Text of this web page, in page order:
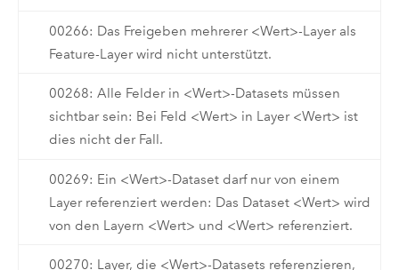
00266: Das Freigeben mehrerer <Wert>-Layer als
Feature-Layer wird nicht unterstützt.
00268: Alle Felder in <Wert>-Datasets müssen
sichtbar sein: Bei Feld <Wert> in Layer <Wert> ist
dies nicht der Fall.
00269: Ein <Wert>-Dataset darf nur von einem
Layer referenziert werden: Das Dataset <Wert> wird
von den Layern <Wert> und <Wert> referenziert.
00270: Layer, die <Wert>-Datasets referenzieren,